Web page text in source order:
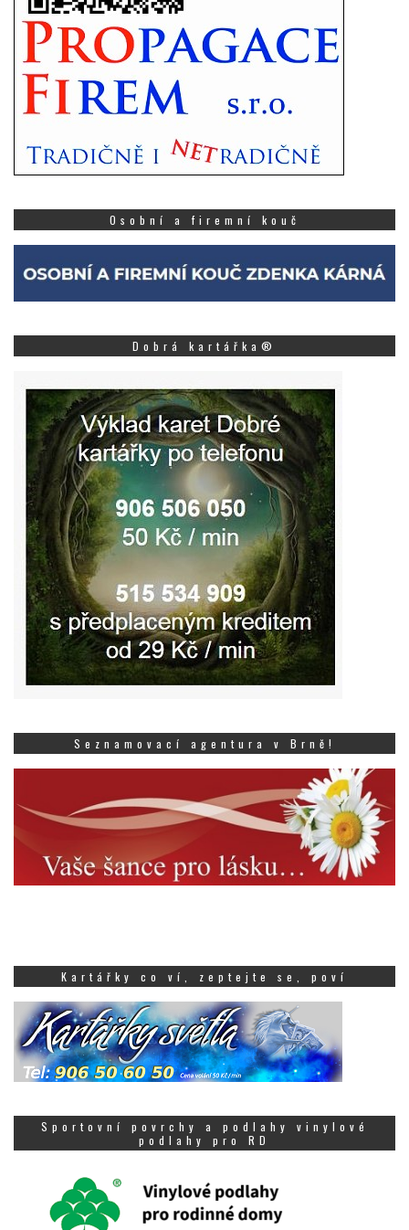
Osobní a firemní kouč
Dobrá kartářka®
Seznamovací agentura v Brně!
Kartářky co ví, zeptejte se, poví
Sportovní povrchy a podlahy vinylové
podlahy pro RD